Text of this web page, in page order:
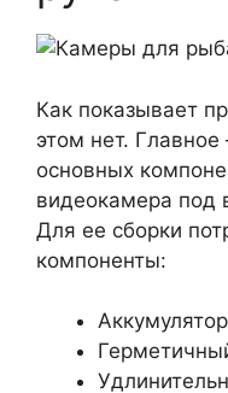
Как показывает
этом нет. Главное
основных
видеокамера под
Для ее сборки
компоненты: